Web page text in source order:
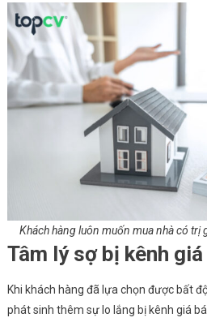
Khách hàng luôn muốn mua nhà có trị
Tâm lý sợ bị kênh giá
Khi khách hàng đã lựa chọn được bất
phát sinh thêm sự lo lắng bị kênh giá